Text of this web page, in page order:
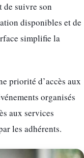
de suivre son
disponibles et de
simplifie la
priorité d’accès aux
organisés
aux services
les adhérents.